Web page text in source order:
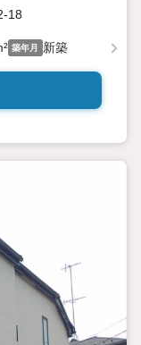
18
築年月 新築